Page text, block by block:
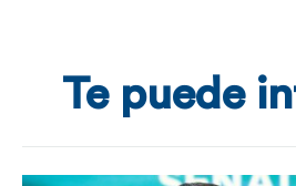
Te puede